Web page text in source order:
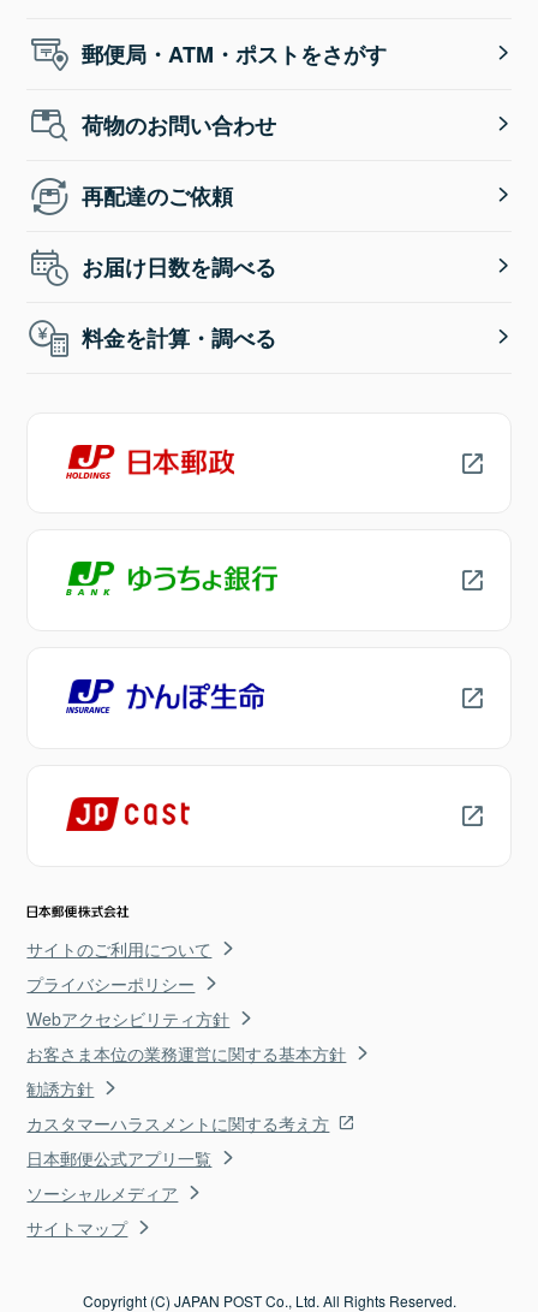
郵便局・ATM・ポストをさがす
荷物のお問い合わせ
再配達のご依頼
お届け日数を調べる
料金を計算・調べる
サイトのご利用について
プライバシーポリシー
Webアクセシビリティ方針
お客さま本位の業務運営に関する基本方針
勧誘方針
カスタマーハラスメントに関する考え方
日本郵便公式アプリ一覧
ソーシャルメディア
サイトマップ
Copyright (C) JAPAN POST Co., Ltd. All Rights Reserved.